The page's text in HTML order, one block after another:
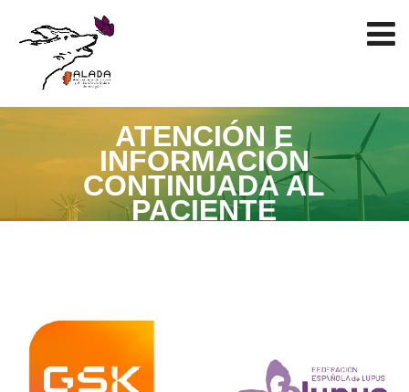
ATENCIÓN E
INFORMACIÓN
CONTINUADA AL
PACIENTE